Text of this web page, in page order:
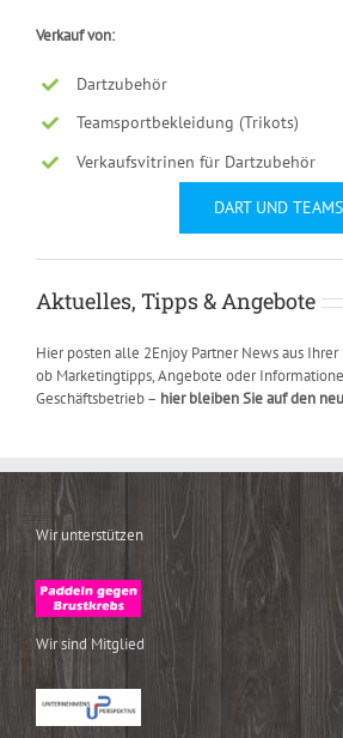
Verkauf von:
Dartzubehör
Teamsportbekleidung (Trikots)
Verkaufsvitrinen für Dartzubehör
DART UND
Aktuelles, Tipps & Angebote
Hier posten alle 2Enjoy Partner News aus
ob Marketingtipps, Angebote oder
Geschäftsbetrieb – hier bleiben Sie auf den
Wir unterstützen
Wir sind Mitglied